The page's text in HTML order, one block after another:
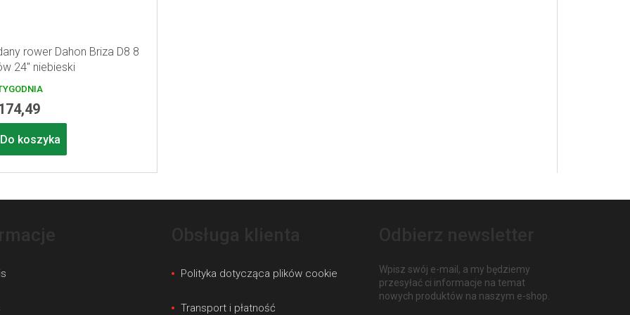
rower Dahon Briza D8 8
24" niebieski
Do koszyka
Polityka dotycząca plików cookie
Transport i płatność
Wpisz swój e-mail, a my będziemy
przesyłać ci informacje na temat
nowych produktów na naszym e-shop.